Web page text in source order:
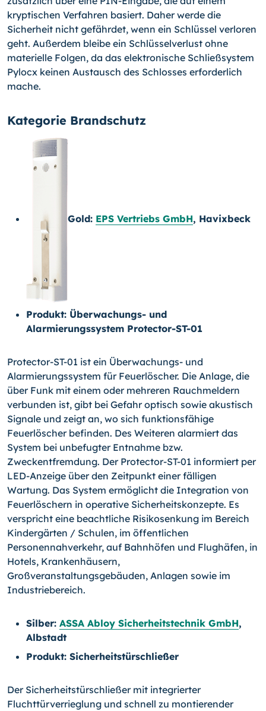
kryptischen Verfahren basiert. Daher werde die
Sicherheit nicht gefährdet, wenn ein Schlüssel verloren
geht. Außerdem bleibe ein Schlüsselverlust ohne
materiel­le Folgen, da das elektronische Schließsystem
Pylocx keinen Austausch des Schlosses erforderlich
mache.
Kategorie Brandschutz
Gold: EPS Vertriebs GmbH, Havixbeck
Produkt: Überwachungs- und
Alarmierungssystem Protector-ST-01
Protector-ST-01 ist ein Überwachungs- und
Alarmierungssystem für Feuerlöscher. Die Anlage, die
über Funk mit einem oder mehreren Rauchmeldern
verbunden ist, gibt bei Gefahr optisch sowie akustisch
Signale und zeigt an, wo sich funktionsfähige
Feuerlöscher befinden. Des Weiteren alarmiert das
System bei unbefugter Entnahme bzw.
Zweckentfremdung. Der Protector-ST-01 informiert per
LED-Anzeige über den Zeitpunkt einer fälligen
Wartung. Das System ermöglicht die Integration von
Feuerlöschern in operative Sicherheitskonzepte. Es
verspricht eine beachtliche Risikosenkung im Bereich
Kindergärten / Schulen, im öffentlichen
Personennahverkehr, auf Bahnhöfen und Flughäfen, in
Hotels, Krankenhäusern,
Großveranstaltungsgebäuden, Anlagen sowie im
Industriebereich.
Silber: ASSA Abloy Sicherheitstechnik GmbH,
Albstadt
Produkt: Sicherheitstürschließer
Der Sicherheitstürschließer mit integrierter
Fluchttürverrieglung und schnell zu montie­render